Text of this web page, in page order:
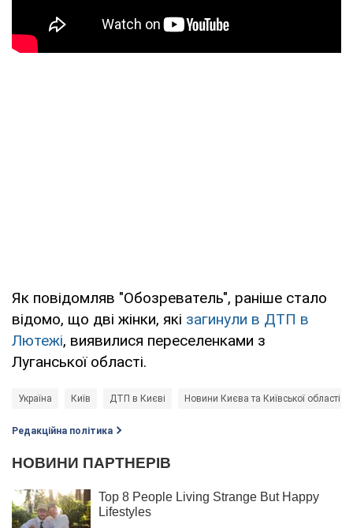
Як повідомляв "Обозреватель", раніше стало
відомо, що дві жінки, які загинули в ДТП в
Лютежі, виявилися переселенками з
Луганської області.
Україна Київ ДТП в Києві Новини Києва та Київської області
Редакційна політика